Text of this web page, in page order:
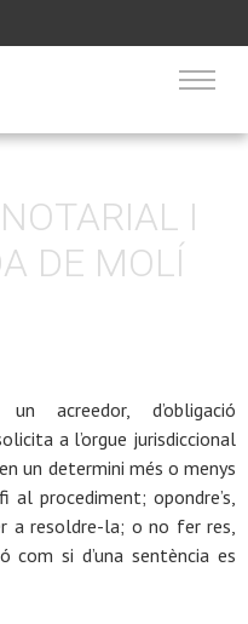
I
DE MOLÍ
acreedor, d’obligació
a l’orgue jurisdiccional
un determini més o menys
al procediment; opondre’s,
a resoldre-la; o no fer res,
com si d’una sentència es